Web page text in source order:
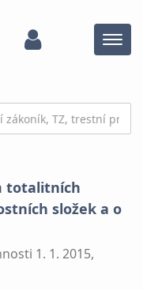
Menu
totalitních
složek a o
1. 1. 2015,